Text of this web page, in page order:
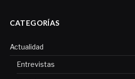
CATEGORÍAS
Actualidad
Entrevistas